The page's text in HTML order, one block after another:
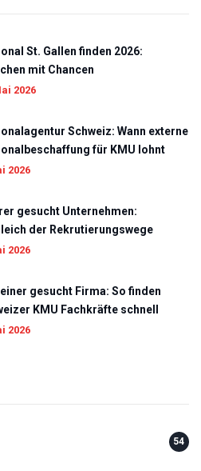
St. Gallen finden 2026:
mit Chancen
2026
Schweiz: Wann externe
für KMU lohnt
2026
gesucht Unternehmen:
der Rekrutierungswege
2026
gesucht Firma: So finden
KMU Fachkräfte schnell
2026
54